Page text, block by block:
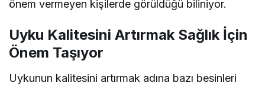
önem vermeyen kişilerde görüldüğü biliniyor.
Uyku Kalitesini Artırmak Sağlık İçin
Önem Taşıyor
Uykunun kalitesini artırmak adına bazı besinleri